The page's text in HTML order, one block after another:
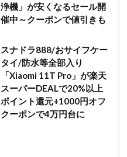
浄機」が安くなるセール開
催中～クーポンで値引きも
スナドラ888/おサイフケー
タイ/防水等全部入り
「Xiaomi 11T Pro」が楽天
スーパーDEALで20%以上
ポイント還元+1000円オフ
クーポンで4万円台に